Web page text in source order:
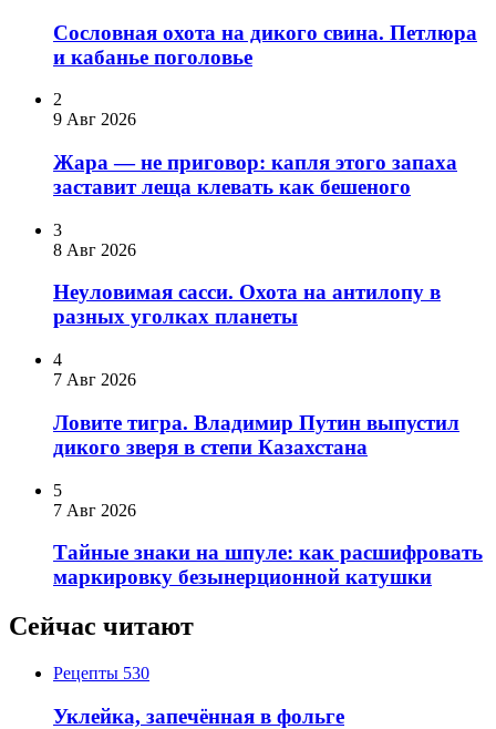
Сословная охота на дикого свина. Петлюра
и кабанье поголовье
2
9 Авг 2026
Жара — не приговор: капля этого запаха
заставит леща клевать как бешеного
3
8 Авг 2026
Неуловимая сасси. Охота на антилопу в
разных уголках планеты
4
7 Авг 2026
Ловите тигра. Владимир Путин выпустил
дикого зверя в степи Казахстана
5
7 Авг 2026
Тайные знаки на шпуле: как расшифровать
маркировку безынерционной катушки
Сейчас читают
Рецепты 530
Уклейка, запечённая в фольге